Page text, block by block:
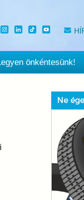
önkéntesünk!
Ne